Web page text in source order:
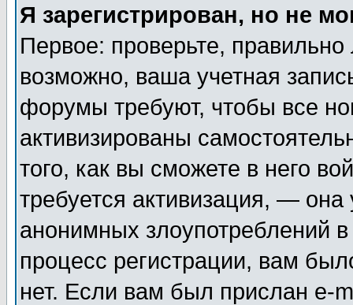
Я зарегистрирован, но не
Первое: проверьте,
возможно, ваша учетная
форумы требуют, чтобы все
активизированы
того, как вы сможете в него
требуется активизация, —
анонимных злоупотреблений
процесс регистрации, вам
нет. Если вам был прислан e-